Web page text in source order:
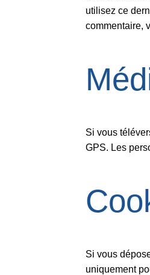
utilisez ce
commentaire,
Si vous
GPS. Les
Si vous
uniquement